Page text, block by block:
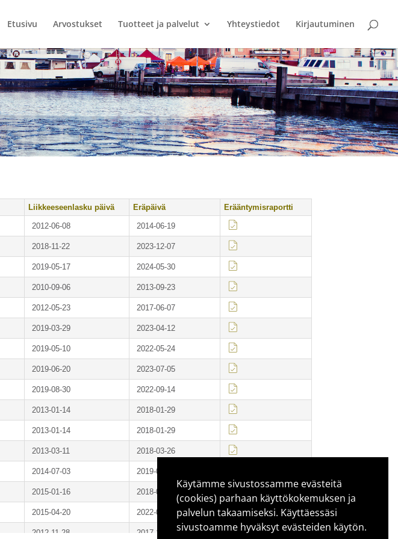
Käytämme sivustossamme evästeitä
(cookies) parhaan käyttökokemuksen ja
palvelun takaamiseksi. Käyttäessäsi
sivustoamme hyväksyt evästeiden käytön.
Etusivu Arvostukset Tuotteet ja palvelut Yhteystiedot Kirjautuminen